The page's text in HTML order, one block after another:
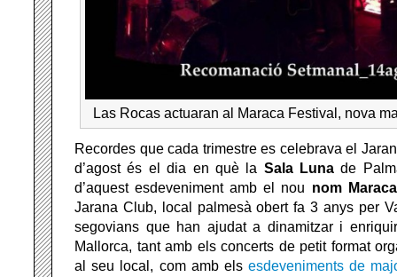
Las Rocas actuaran al Maraca Festival, nova
Recordes que cada trimestre es celebrava el
d’agost és el dia en què la Sala Luna de
d’aquest esdeveniment amb el nou nom
Jarana Club, local palmesà obert fa 3 anys per
segovians que han ajudat a dinamitzar i
Mallorca, tant amb els concerts de petit format
al seu local, com amb elsesdeveniments de